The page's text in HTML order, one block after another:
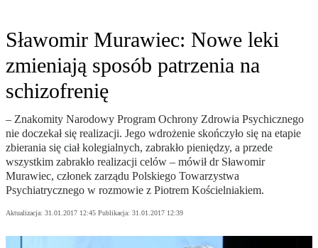
Sławomir Murawiec: Nowe leki
zmieniają sposób patrzenia na
schizofrenię
– Znakomity Narodowy Program Ochrony Zdrowia Psychicznego
nie doczekał się realizacji. Jego wdrożenie skończyło się na etapie
zbierania się ciał kolegialnych, zabrakło pieniędzy, a przede
wszystkim zabrakło realizacji celów – mówił dr Sławomir
Murawiec, członek zarządu Polskiego Towarzystwa
Psychiatrycznego w rozmowie z Piotrem Kościelniakiem.
Aktualizacja: 31.01.2017 12:45 Publikacja: 31.01.2017 12:39